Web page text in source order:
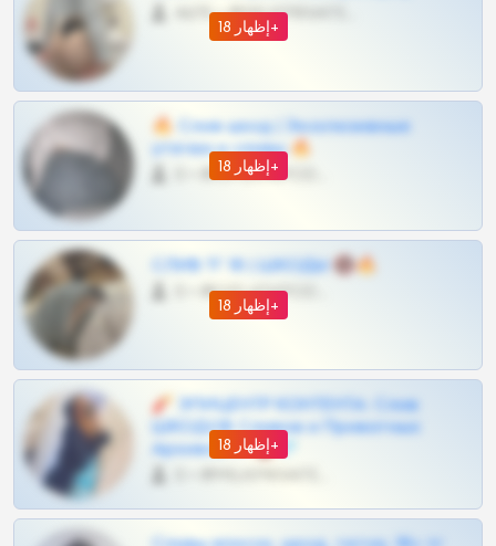
إظهار 18+
4675 •
إظهار 18+
🔥 Слив шкод | Эксклюзивные
утечки и сливы 🔥
إظهار 18+
СЛИВ ТГ 18 | ШКОДЫ 🔞🔥
إظهار 18+
🧨 ЭПИЦЕНТР КОНТЕНТА: Слив
ШКОДОВ Сливов и Приватных
Архивов ТГ 🔞💎